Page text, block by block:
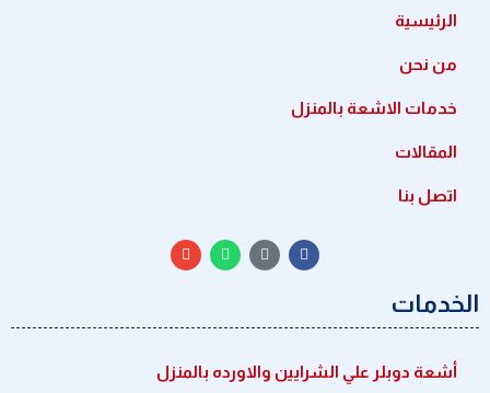
الرئيسية
من نحن
خدمات الاشعة بالمنزل
المقالات
اتصل بنا
الخدمات
أشعة دوبلر علي الشرايين والاورده بالمنزل